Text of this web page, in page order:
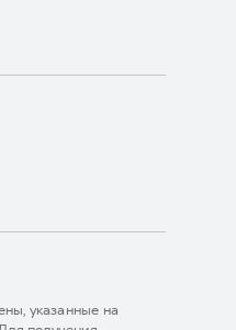
указанные на